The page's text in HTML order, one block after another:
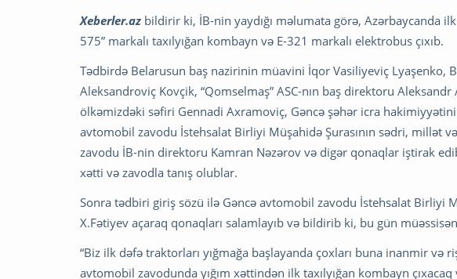
Xeberler.az bildirir ki, İB-nin yaydığı məlumata görə, Azərbaycanda
575” markalı taxılyığan kombayn və E-321 markalı elektrobus çıxıb.
Tədbirdə Belarusun baş nazirinin müavini İqor Vasiliyeviç Lyaşenko,
Aleksandroviç Kovçik, “Qomselmaş” ASC-nın baş direktoru
ölkəmizdəki səfiri Gennadi Axramoviç, Gəncə şəhər icra
avtomobil zavodu İstehsalat Birliyi Müşahidə Şurasının sədri, millət
zavodu İB-nin direktoru Kamran Nəzərov və digər qonaqlar iştirak
xətti və zavodla tanış olublar.
Sonra tədbiri giriş sözü ilə Gəncə avtomobil zavodu İstehsalat Birliyi
X.Fətiyev açaraq qonaqları salamlayıb və bildirib ki, bu gün
“Biz ilk dəfə traktorları yığmağa başlayanda çoxları buna inanmir və
avtomobil zavodunda yığım xəttindən ilk taxılyığan kombayn çıxacaq